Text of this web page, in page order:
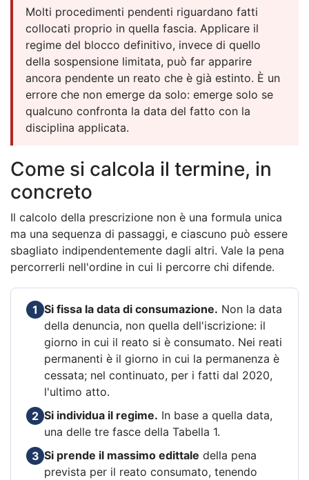
Molti procedimenti pendenti riguardano fatti
collocati proprio in quella fascia. Applicare il
regime del blocco definitivo, invece di quello
della sospensione limitata, può far apparire
ancora pendente un reato che è già estinto. È un
errore che non emerge da solo: emerge solo se
qualcuno confronta la data del fatto con la
disciplina applicata.
Come si calcola il termine, in
concreto
Il calcolo della prescrizione non è una formula unica
ma una sequenza di passaggi, e ciascuno può essere
sbagliato indipendentemente dagli altri. Vale la pena
percorrerli nell'ordine in cui li percorre chi difende.
1 Si fissa la data di consumazione. Non la data
della denuncia, non quella dell'iscrizione: il
giorno in cui il reato si è consumato. Nei reati
permanenti è il giorno in cui la permanenza è
cessata; nel continuato, per i fatti dal 2020,
l'ultimo atto.
2 Si individua il regime. In base a quella data,
una delle tre fasce della Tabella 1.
3 Si prende il massimo edittale della pena
prevista per il reato consumato, tenendo